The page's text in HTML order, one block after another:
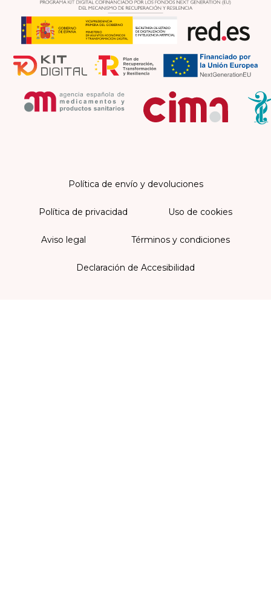
Política de envío y devoluciones
Política de privacidad Uso de cookies
Aviso legal Términos y condiciones
Declaración de Accesibilidad